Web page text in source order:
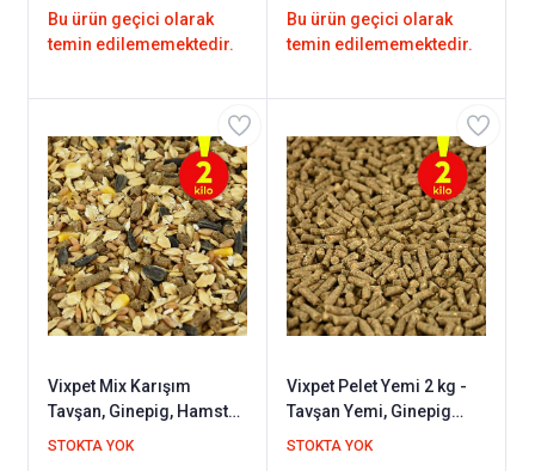
Bu ürün geçici olarak
temin edilememektedir.
Bu ürün geçici olarak
temin edilememektedir.
Vixpet Mix Karışım
Tavşan, Ginepig, Hamster
Kemirgen Yemi 2 kg
STOKTA YOK
Vixpet Pelet Yemi 2 kg -
Tavşan Yemi, Ginepig
Yemi, Hamster Yemi /
STOKTA YOK